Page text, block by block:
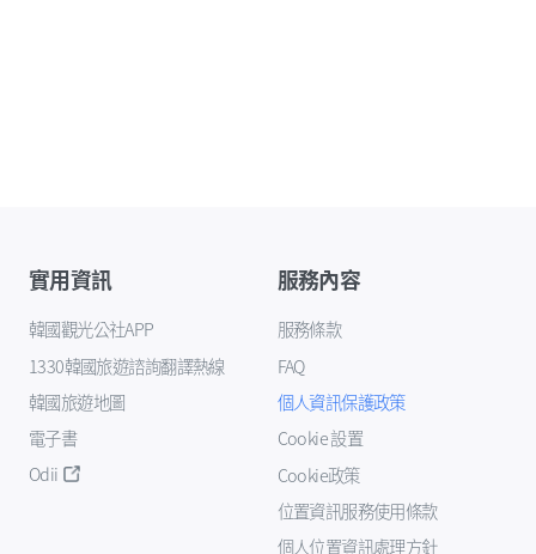
實用資訊
韓國觀光公社APP
1330韓國旅遊諮詢翻譯熱線
韓國旅遊地圖
電子書
Odii
服務內容
服務條款
FAQ
個人資訊保護政策
Cookie 設置
Cookie政策
位置資訊服務使用條款
個人位置資訊處理方針